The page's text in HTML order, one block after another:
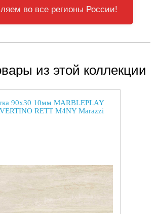
во все регионы России!
из этой коллекции
90x30 10мм MARBLEPLAY
RETT M4NY Marazzi